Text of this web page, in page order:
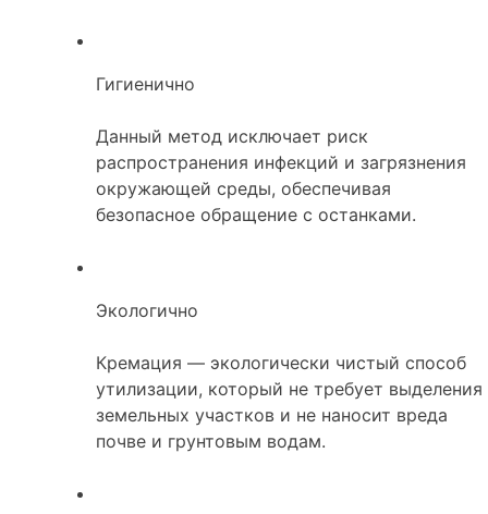
Гигиенично
Данный метод исключает риск
распространения инфекций и загрязнения
окружающей среды, обеспечивая
безопасное обращение с останками.
Экологично
Кремация — экологически чистый способ
утилизации, который не требует выделения
земельных участков и не наносит вреда
почве и грунтовым водам.